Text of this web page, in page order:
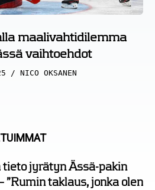
maalivahtidilemma
vaihtoehdot
NICO OKSANEN
tieto jyrätyn Ässä-pakin
”Rumin taklaus, jonka olen